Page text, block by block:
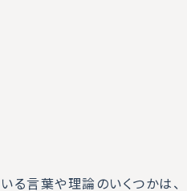
る言葉や理論のいくつかは、